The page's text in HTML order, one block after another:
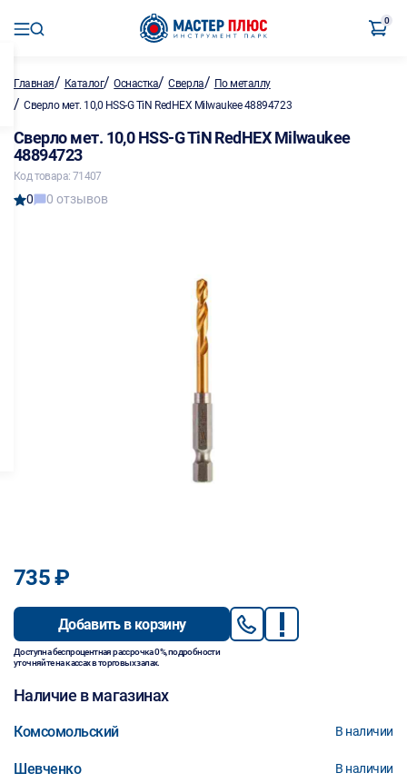
0
Главная/ Каталог/Оснастка/Сверла/ По металлу
/ Сверло мет. 10,0 HSS-G TiN RedHEX Milwaukee 48894723
Сверло мет. 10,0 HSS-G TiN RedHEX Milwaukee
48894723
Код товара: 71407
0 0 отзывов
735 ₽
Добавить в корзину
Доступна беспроцентная рассрочка 0%, подробности
уточняйте на кассах в торговых залах.
Наличие в магазинах
Комсомольский В наличии
Шевченко В наличии